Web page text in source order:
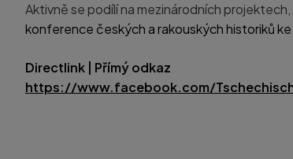
Aktivně se podílí na mezinárodních
konference českých a rakouských historiků
Directlink | Přímý odkaz
https://www.facebook.com/